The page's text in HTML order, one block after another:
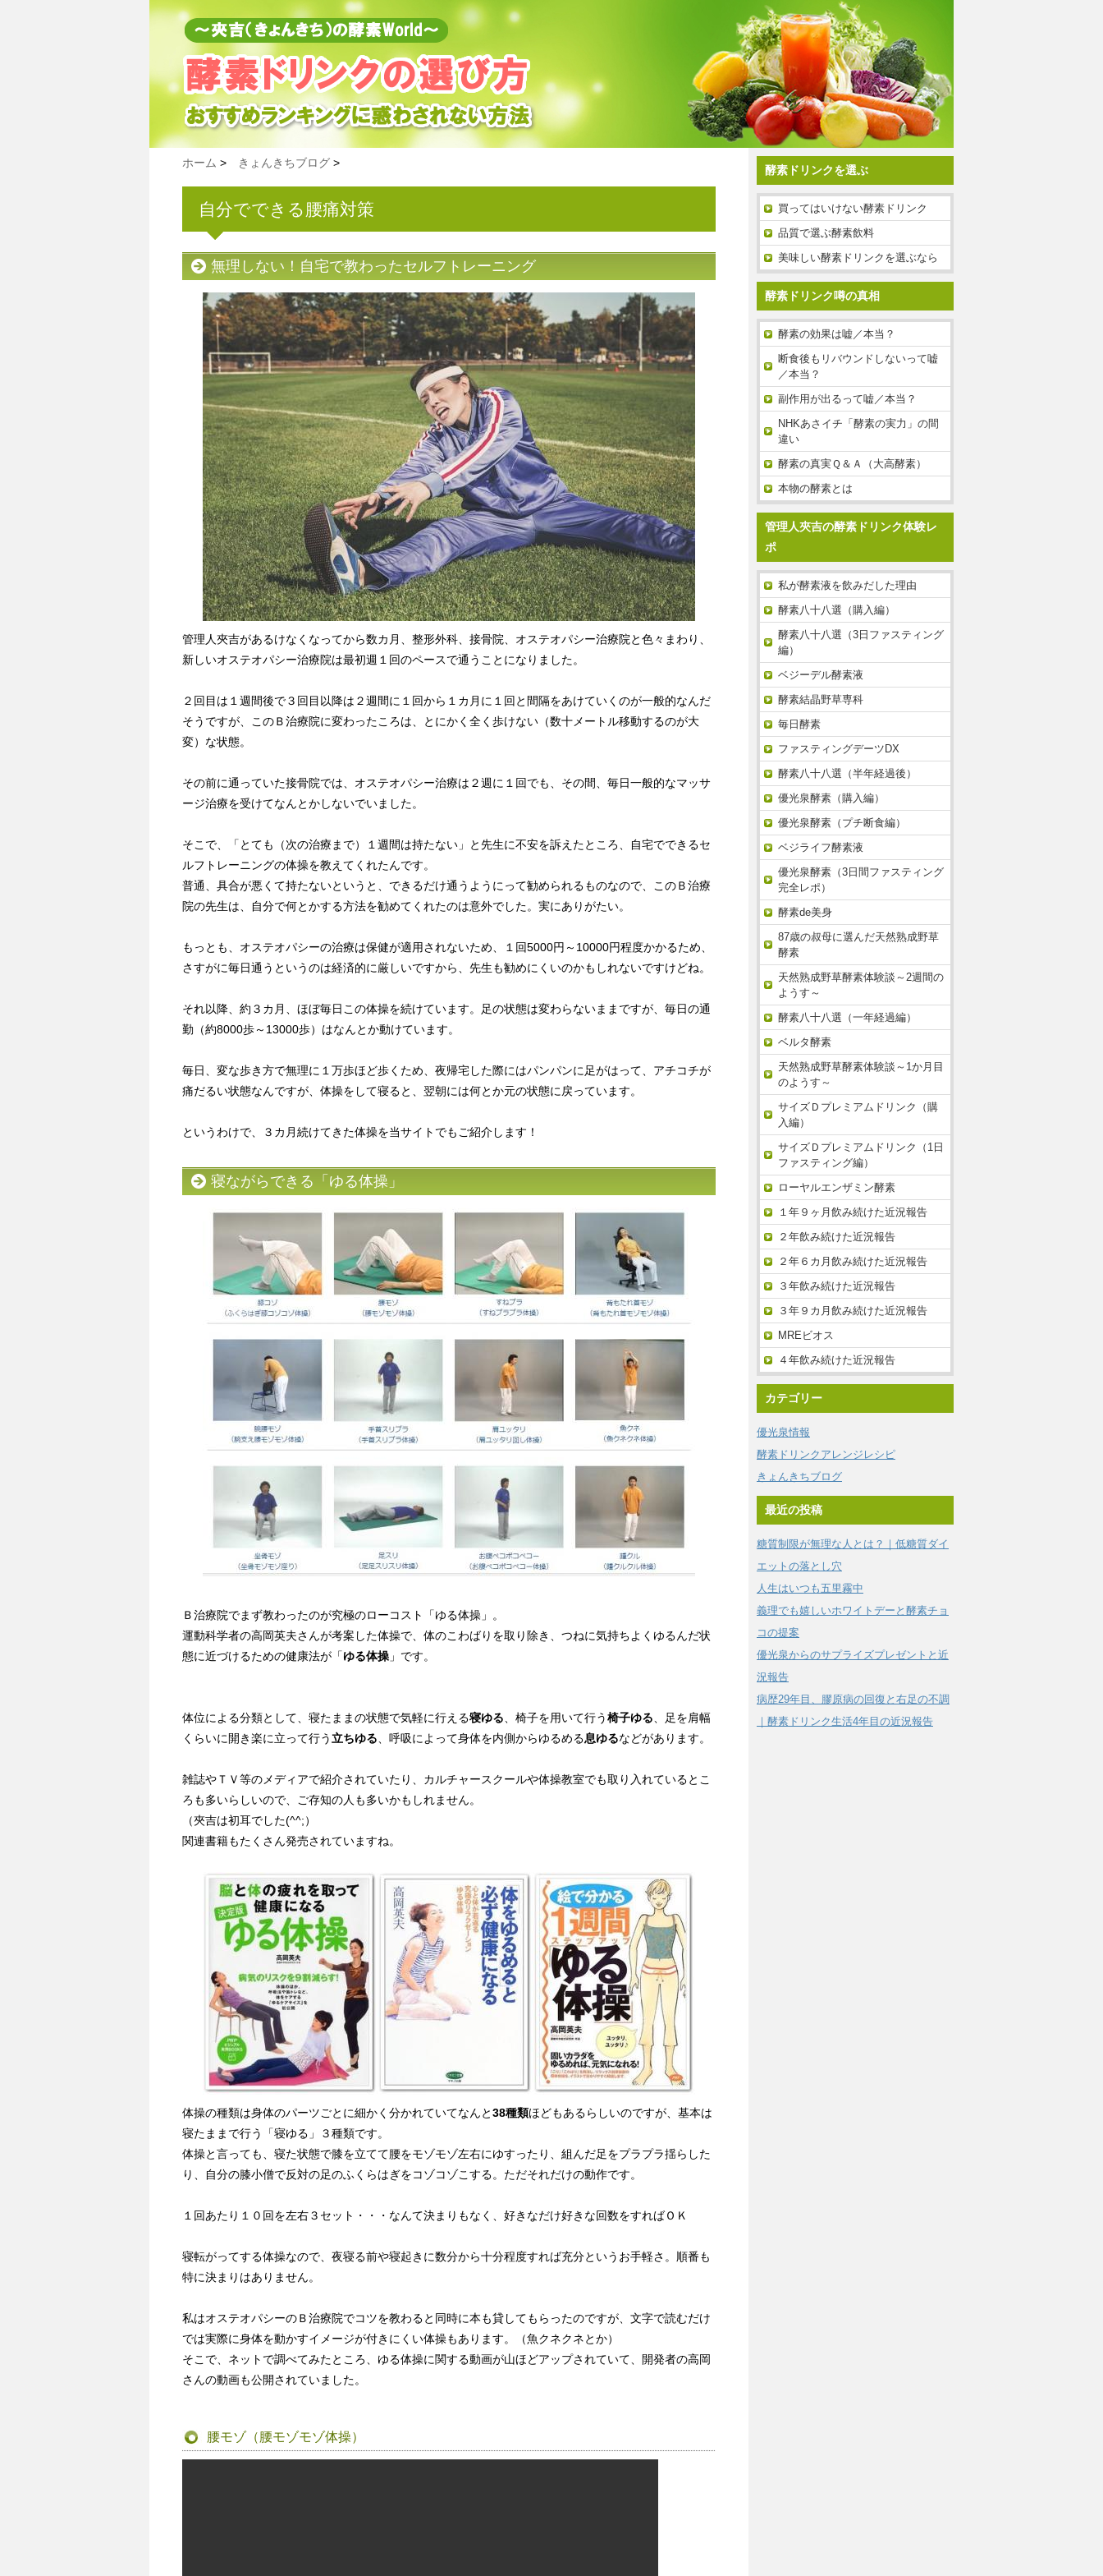
ホーム > きょんきちブログ >
自分でできる腰痛対策
無理しない！自宅で教わったセルフトレーニング
管理人夾吉があるけなくなってから数カ月、整形外科、接骨院、オステオパシー治療院と色々まわり、
新しいオステオパシー治療院は最初週１回のペースで通うことになりました。
２回目は１週間後で３回目以降は２週間に１回から１カ月に１回と間隔をあけていくのが一般的なんだ
そうですが、このＢ治療院に変わったころは、とにかく全く歩けない（数十メートル移動するのが大
変）な状態。
その前に通っていた接骨院では、オステオパシー治療は２週に１回でも、その間、毎日一般的なマッサ
ージ治療を受けてなんとかしないでいました。
そこで、「とても（次の治療まで）１週間は持たない」と先生に不安を訴えたところ、自宅でできるセ
ルフトレーニングの体操を教えてくれたんです。
普通、具合が悪くて持たないというと、できるだけ通うようにって勧められるものなので、このＢ治療
院の先生は、自分で何とかする方法を勧めてくれたのは意外でした。実にありがたい。
もっとも、オステオパシーの治療は保健が適用されないため、１回5000円～10000円程度かかるため、
さすがに毎日通うというのは経済的に厳しいですから、先生も勧めにくいのかもしれないですけどね。
それ以降、約３カ月、ほぼ毎日この体操を続けています。足の状態は変わらないままですが、毎日の通
勤（約8000歩～13000歩）はなんとか動けています。
毎日、変な歩き方で無理に１万歩ほど歩くため、夜帰宅した際にはパンパンに足がはって、アチコチが
痛だるい状態なんですが、体操をして寝ると、翌朝には何とか元の状態に戻っています。
というわけで、３カ月続けてきた体操を当サイトでもご紹介します！
寝ながらできる「ゆる体操」
Ｂ治療院でまず教わったのが究極のローコスト「ゆる体操」。
運動科学者の高岡英夫さんが考案した体操で、体のこわばりを取り除き、つねに気持ちよくゆるんだ状
態に近づけるための健康法が「ゆる体操 」です。
体位による分類として、寝たままの状態で気軽に行える寝ゆる 、椅子を用いて行う椅子ゆる 、足を肩幅
くらいに開き楽に立って行う立ちゆる 、呼吸によって身体を内側からゆるめる息ゆるなどがあります。
雑誌やＴＶ等のメディアで紹介されていたり、カルチャースクールや体操教室でも取り入れているとこ
ろも多いらしいので、ご存知の人も多いかもしれません。
（夾吉は初耳でした(^^;）
関連書籍もたくさん発売されていますね。
体操の種類は身体のパーツごとに細かく分かれていてなんと38種類ほどもあるらしいのですが、基本は
寝たままで行う「寝ゆる」３種類です。
体操と言っても、寝た状態で膝を立てて腰をモゾモゾ左右にゆすったり、組んだ足をプラプラ揺らした
り、自分の膝小僧で反対の足のふくらはぎをコゾコゾこする。ただそれだけの動作です。
１回あたり１０回を左右３セット・・・なんて決まりもなく、好きなだけ好きな回数をすればＯＫ
寝転がってする体操なので、夜寝る前や寝起きに数分から十分程度すれば充分というお手軽さ。順番も
特に決まりはありません。
私はオステオパシーのＢ治療院でコツを教わると同時に本も貸してもらったのですが、文字で読むだけ
では実際に身体を動かすイメージが付きにくい体操もあります。（魚クネクネとか）
そこで、ネットで調べてみたところ、ゆる体操に関する動画が山ほどアップされていて、開発者の高岡
さんの動画も公開されていました。
腰モゾ（腰モゾモゾ体操）
酵素ドリンクを選ぶ
買ってはいけない酵素ドリンク
品質で選ぶ酵素飲料
美味しい酵素ドリンクを選ぶなら
酵素ドリンク噂の真相
酵素の効果は嘘／本当？
断食後もリバウンドしないって嘘
／本当？
副作用が出るって嘘／本当？
NHKあさイチ「酵素の実力」の間
違い
酵素の真実Ｑ＆Ａ（大高酵素）
本物の酵素とは
管理人夾吉の酵素ドリンク体験レ
ポ
私が酵素液を飲みだした理由
酵素八十八選（購入編）
酵素八十八選（3日ファスティング
編）
ベジーデル酵素液
酵素結晶野草専科
毎日酵素
ファスティングデーツDX
酵素八十八選（半年経過後）
優光泉酵素（購入編）
優光泉酵素（プチ断食編）
ベジライフ酵素液
優光泉酵素（3日間ファスティング
完全レポ）
酵素de美身
87歳の叔母に選んだ天然熟成野草
酵素
天然熟成野草酵素体験談～2週間の
ようす～
酵素八十八選（一年経過編）
ベルタ酵素
天然熟成野草酵素体験談～1か月目
のようす～
サイズＤプレミアムドリンク（購
入編）
サイズＤプレミアムドリンク（1日
ファスティング編）
ローヤルエンザミン酵素
１年９ヶ月飲み続けた近況報告
２年飲み続けた近況報告
２年６カ月飲み続けた近況報告
３年飲み続けた近況報告
３年９カ月飲み続けた近況報告
MREビオス
４年飲み続けた近況報告
カテゴリー
優光泉情報
酵素ドリンクアレンジレシピ
きょんきちブログ
最近の投稿
糖質制限が無理な人とは？｜低糖質ダイ
エットの落とし穴
人生はいつも五里霧中
義理でも嬉しいホワイトデーと酵素チョ
コの提案
優光泉からのサプライズプレゼントと近
況報告
病歴29年目、膠原病の回復と右足の不調
｜酵素ドリンク生活4年目の近況報告